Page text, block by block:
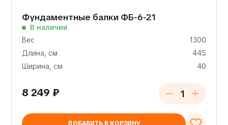
Фундаментные балки ФБ-6-21
В наличии
Вес
1300
Длина, см
445
Ширина, см
40
8 249 ₽